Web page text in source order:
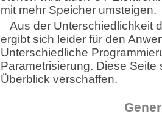
mit mehr Speicher umsteigen.
Aus der Unterschiedlichkeit
ergibt sich leider für den
Unterschiedliche
Parametrisierung. Diese Seite
Überblick verschaffen.